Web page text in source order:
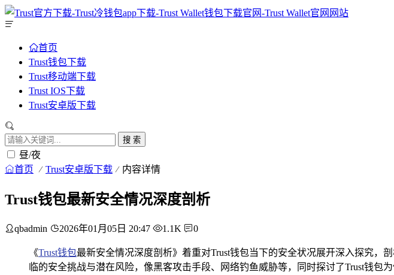
首页
Trust钱包下载
Trust移动端下载
Trust IOS下载
Trust安卓版下载
搜 索
昼/夜
首页 Trust安卓版下载 内容详情
Trust钱包最新安全情况深度剖析
qbadmin 2026年01月05日 20:47 1.1K 0
《Trust钱包最新安全情况深度剖析》着重对Trust钱包当下的安全状况展开深入探究，
临的安全挑战与潜在风险，像黑客攻击手段、网络钓鱼威胁等，同时探讨了Trust钱